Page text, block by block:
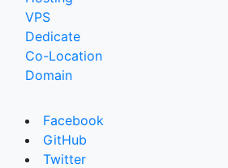
VPS
Dedicate
Co-Location
Domain
Facebook
GitHub
Twitter